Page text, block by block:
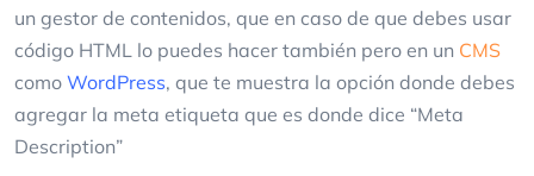
un gestor de contenidos, que en caso de que debes usar
código HTML lo puedes hacer también pero en un CMS
como WordPress, que te muestra la opción donde debes
agregar la meta etiqueta que es donde dice “Meta
Description”